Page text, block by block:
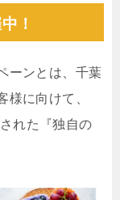
！
ーンとは、千葉
様に向けて、
れた『独自の